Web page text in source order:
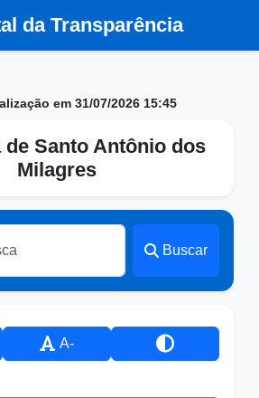
da Transparência
em 31/07/2026 15:45
Santo Antônio dos
Milagres
Buscar
A-